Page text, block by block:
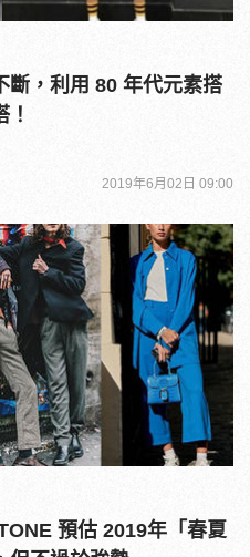
斷，利用 80 年代元素搭
2019年6月02日 09:00
預估 2019年「春夏